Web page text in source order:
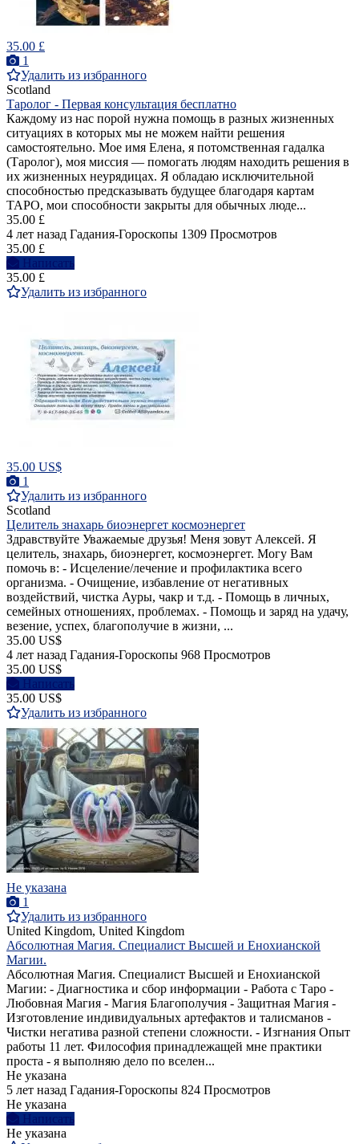
35.00 £
1
Удалить из избранного
Scotland
Таролог - Первая консультация бесплатно
Каждому из нас порой нужна помощь в разных жизненных
ситуациях в которых мы не можем найти решения
самостоятельно. Мое имя Елена, я потомственная гадалка
(Таролог), моя миссия — помогать людям находить решения в
их жизненных неурядицах. Я обладаю исключительной
способностью предсказывать будущее благодаря картам
ТАРО, мои способности закрыты для обычных люде...
35.00 £
4 лет назад Гадания-Гороскопы 1309 Просмотров
35.00 £
Написать
35.00 £
Удалить из избранного
35.00 US$
1
Удалить из избранного
Scotland
Целитель знахарь биоэнергет космоэнергет
Здравствуйте Уважаемые друзья! Меня зовут Алексей. Я
целитель, знахарь, биоэнергет, космоэнергет. Могу Вам
помочь в: - Исцеление/лечение и профилактика всего
организма. - Очищение, избавление от негативных
воздействий, чистка Ауры, чакр и т.д. - Помощь в личных,
семейных отношениях, проблемах. - Помощь и заряд на удачу,
везение, успех, благополучие в жизни, ...
35.00 US$
4 лет назад Гадания-Гороскопы 968 Просмотров
35.00 US$
Написать
35.00 US$
Удалить из избранного
Не указана
1
Удалить из избранного
United Kingdom, United Kingdom
Абсолютная Магия. Специалист Высшей и Енохианской
Магии.
Абсолютная Магия. Специалист Высшей и Енохианской
Магии: - Диагностика и сбор информации - Работа с Таро -
Любовная Магия - Магия Благополучия - Защитная Магия -
Изготовление индивидуальных артефактов и талисманов -
Чистки негатива разной степени сложности. - Изгнания Опыт
работы 11 лет. Философия принадлежащей мне практики
проста - я выполняю дело по вселен...
Не указана
5 лет назад Гадания-Гороскопы 824 Просмотров
Не указана
Написать
Не указана